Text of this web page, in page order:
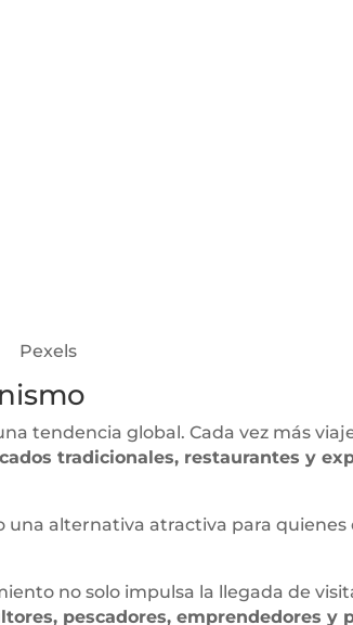
Pexels
tendencia global. Cada vez más
tradicionales, restaurantes y
una alternativa atractiva para
no solo impulsa la llegada de
pescadores, emprendedores y